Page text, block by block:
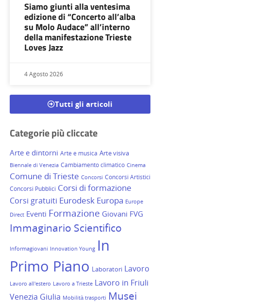
Siamo giunti alla ventesima
edizione di “Concerto all’alba
su Molo Audace” all’interno
della manifestazione Trieste
Loves Jazz
4 Agosto 2026
Tutti gli articoli
Categorie più cliccate
Arte e dintorni Arte e musica Arte visiva
Biennale di Venezia Cambiamento climatico Cinema
Comune di Trieste Concorsi Concorsi Artistici
Concorsi Pubblici Corsi di formazione
Corsi gratuiti Eurodesk Europa Europe
Direct Eventi Formazione Giovani FVG
Immaginario Scientifico
Informagiovani Innovation Young In
Primo Piano Laboratori Lavoro
Lavoro all'estero Lavoro a Trieste Lavoro in Friuli
Venezia Giulia Mobilità trasporti Musei